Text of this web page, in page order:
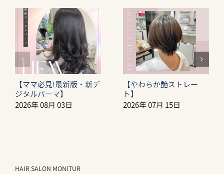
【ママ必見!最新版・新デ
ジタルパーマ】
2026年 08月 03日
【やわらか艶ストレー
ト】
2026年 07月 15日
HAIR SALON MONITUR